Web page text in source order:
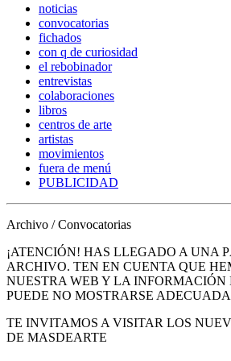
noticias
convocatorias
fichados
con q de curiosidad
el rebobinador
entrevistas
colaboraciones
libros
centros de arte
artistas
movimientos
fuera de menú
PUBLICIDAD
Archivo / Convocatorias
¡ATENCIÓN! HAS LLEGADO A UNA
ARCHIVO. TEN EN CUENTA QUE
NUESTRA WEB Y LA INFORMACIÓN
PUEDE NO MOSTRARSE
TE INVITAMOS A VISITAR LOS
DE MASDEARTE